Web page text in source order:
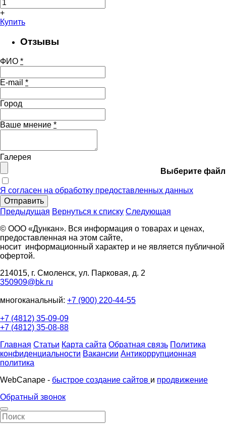
+
Купить
Отзывы
ФИО *
E-mail *
Город
Ваше мнение *
Галерея
Выберите файл
Я согласен на обработку предоставленных данных
Отправить
Предыдущая Вернуться к списку Следующая
© ООО «Дункан». Вся информация о товарах и ценах,
предоставленная на этом сайте,
носит информационный характер и не является публичной
офертой.
214015, г. Смоленск, ул. Парковая, д. 2
350909@bk.ru
многоканальный: +7 (900) 220-44-55
+7 (4812) 35-09-09
+7 (4812) 35-08-88
Главная Статьи Карта сайта Обратная связь Политика
конфиденциальности Вакансии Антикоррупционная
политика
WebCanape - быстрое создание сайтов и продвижение
Обратный звонок